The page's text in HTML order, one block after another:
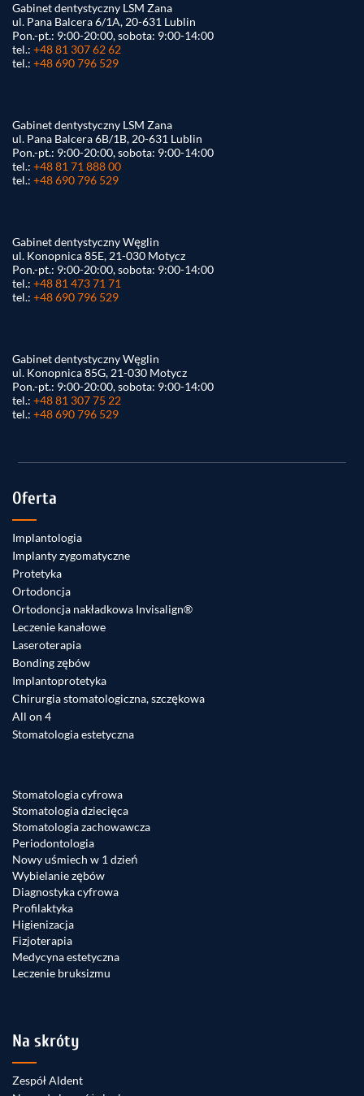
Gabinet dentystyczny LSM Zana
ul. Pana Balcera 6/1A, 20-631 Lublin
Pon.-pt.: 9:00-20:00, sobota: 9:00-14:00
tel.: +48 81 307 62 62
tel.: +48 690 796 529
Gabinet dentystyczny LSM Zana
ul. Pana Balcera 6B/1B, 20-631 Lublin
Pon.-pt.: 9:00-20:00, sobota: 9:00-14:00
tel.: +48 81 71 888 00
tel.: +48 690 796 529
Gabinet dentystyczny Węglin
ul. Konopnica 85E, 21-030 Motycz
Pon.-pt.: 9:00-20:00, sobota: 9:00-14:00
tel.: +48 81 473 71 71
tel.: +48 690 796 529
Gabinet dentystyczny Węglin
ul. Konopnica 85G, 21-030 Motycz
Pon.-pt.: 9:00-20:00, sobota: 9:00-14:00
tel.: +48 81 307 75 22
tel.: +48 690 796 529
Oferta
Implantologia
Implanty zygomatyczne
Protetyka
Ortodoncja
Ortodoncja nakładkowa Invisalign®
Leczenie kanałowe
Laseroterapia
Bonding zębów
Implantoprotetyka
Chirurgia stomatologiczna, szczękowa
All on 4
Stomatologia estetyczna
Stomatologia cyfrowa
Stomatologia dziecięca
Stomatologia zachowawcza
Periodontologia
Nowy uśmiech w 1 dzień
Wybielanie zębów
Diagnostyka cyfrowa
Profilaktyka
Higienizacja
Fizjoterapia
Medycyna estetyczna
Leczenie bruksizmu
Na skróty
Zespół Aldent